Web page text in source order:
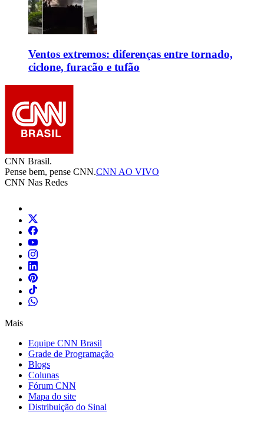
Ventos extremos: diferenças entre tornado,
ciclone, furacão e tufão
CNN Brasil.
Pense bem, pense CNN.CNN AO VIVO
CNN Nas Redes
Mais
Equipe CNN Brasil
Grade de Programação
Blogs
Colunas
Fórum CNN
Mapa do site
Distribuição do Sinal